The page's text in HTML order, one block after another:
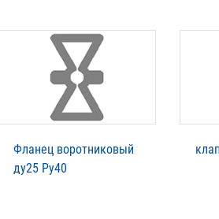
Фланец воротниковый
ду25 Ру40